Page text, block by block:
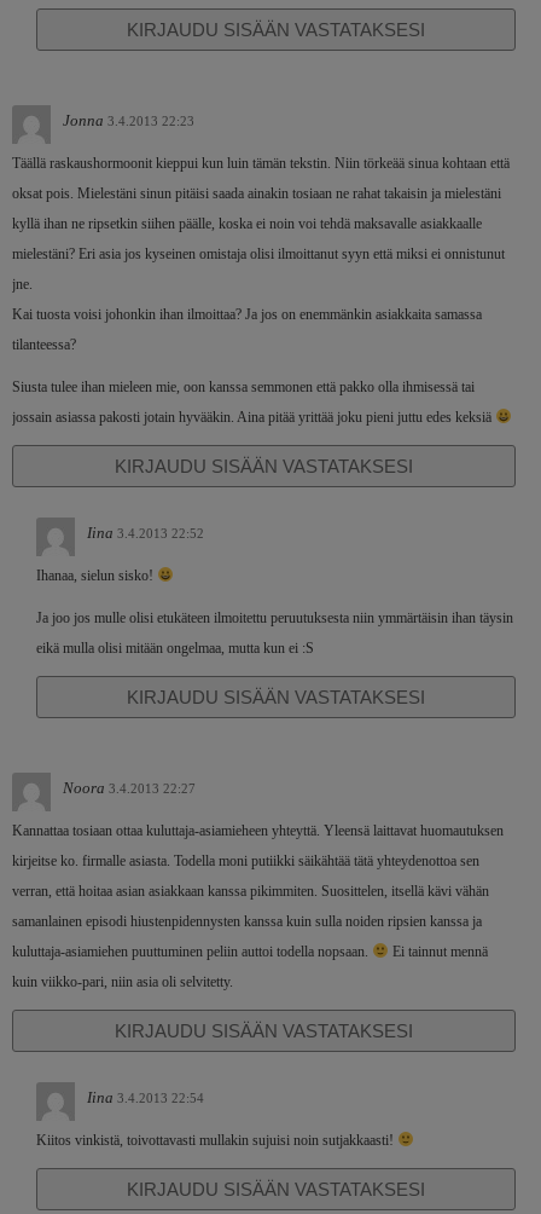
KIRJAUDU SISÄÄN VASTATAKSESI
Jonna 3.4.2013 22:23
Täällä raskaushormoonit kieppui kun luin tämän tekstin. Niin törkeää sinua kohtaan että
oksat pois. Mielestäni sinun pitäisi saada ainakin tosiaan ne rahat takaisin ja mielestäni
kyllä ihan ne ripsetkin siihen päälle, koska ei noin voi tehdä maksavalle asiakkaalle
mielestäni? Eri asia jos kyseinen omistaja olisi ilmoittanut syyn että miksi ei onnistunut
jne.
Kai tuosta voisi johonkin ihan ilmoittaa? Ja jos on enemmänkin asiakkaita samassa
tilanteessa?
Siusta tulee ihan mieleen mie, oon kanssa semmonen että pakko olla ihmisessä tai
jossain asiassa pakosti jotain hyvääkin. Aina pitää yrittää joku pieni juttu edes keksiä
KIRJAUDU SISÄÄN VASTATAKSESI
Iina 3.4.2013 22:52
Ihanaa, sielun sisko!
Ja joo jos mulle olisi etukäteen ilmoitettu peruutuksesta niin ymmärtäisin ihan täysin
eikä mulla olisi mitään ongelmaa, mutta kun ei :S
KIRJAUDU SISÄÄN VASTATAKSESI
Noora 3.4.2013 22:27
Kannattaa tosiaan ottaa kuluttaja-asiamieheen yhteyttä. Yleensä laittavat huomautuksen
kirjeitse ko. firmalle asiasta. Todella moni putiikki säikähtää tätä yhteydenottoa sen
verran, että hoitaa asian asiakkaan kanssa pikimmiten. Suosittelen, itsellä kävi vähän
samanlainen episodi hiustenpidennysten kanssa kuin sulla noiden ripsien kanssa ja
kuluttaja-asiamiehen puuttuminen peliin auttoi todella nopsaan.
Ei tainnut mennä
kuin viikko-pari, niin asia oli selvitetty.
KIRJAUDU SISÄÄN VASTATAKSESI
Iina 3.4.2013 22:54
Kiitos vinkistä, toivottavasti mullakin sujuisi noin sutjakkaasti!
KIRJAUDU SISÄÄN VASTATAKSESI